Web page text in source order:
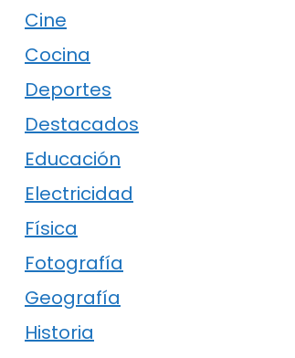
Cine
Cocina
Deportes
Destacados
Educación
Electricidad
Física
Fotografía
Geografía
Historia